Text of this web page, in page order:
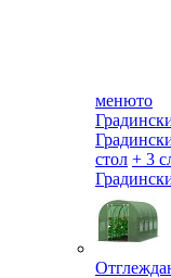
менюто
стол + 3